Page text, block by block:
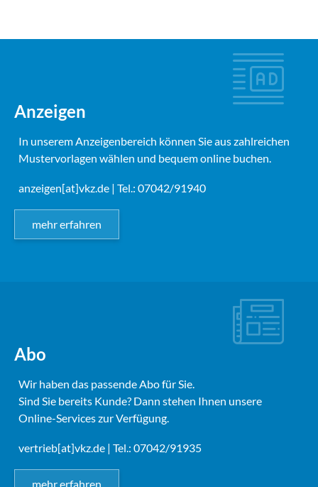
Anzeigen
In unserem Anzeigenbereich können Sie aus zahlreichen
Mustervorlagen wählen und bequem online buchen.
anzeigen[at]vkz.de | Tel.: 07042/91940
mehr erfahren
Abo
Wir haben das passende Abo für Sie.
Sind Sie bereits Kunde? Dann stehen Ihnen unsere
Online-Services zur Verfügung.
vertrieb[at]vkz.de | Tel.: 07042/91935
mehr erfahren